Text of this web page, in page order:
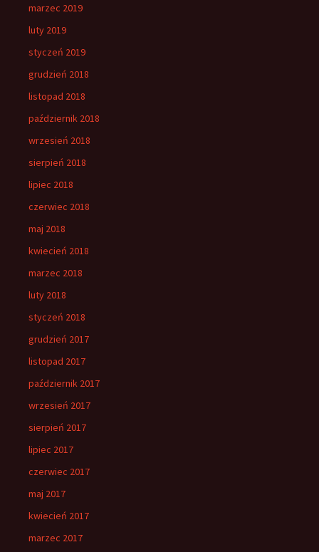
marzec 2019
luty 2019
styczeń 2019
grudzień 2018
listopad 2018
październik 2018
wrzesień 2018
sierpień 2018
lipiec 2018
czerwiec 2018
maj 2018
kwiecień 2018
marzec 2018
luty 2018
styczeń 2018
grudzień 2017
listopad 2017
październik 2017
wrzesień 2017
sierpień 2017
lipiec 2017
czerwiec 2017
maj 2017
kwiecień 2017
marzec 2017